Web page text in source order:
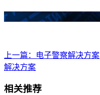
上一篇：电子警察解决方案
解决方案
相关推荐